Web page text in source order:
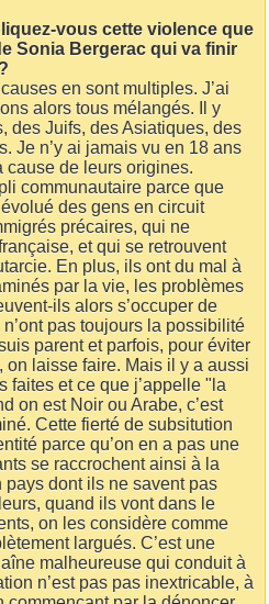
vous cette violence que
Sonia Bergerac qui va finir
en sont multiples. J’ai
alors tous mélangés. Il y
des Juifs, des Asiatiques, des
Je n’y ai jamais vu en 18 ans
cause de leurs origines.
communautaire parce que
des gens en circuit
précaires, qui ne
et qui se retrouvent
En plus, ils ont du mal à
par la vie, les problèmes
ils alors s’occuper de
pas toujours la possibilité
parent et parfois, pour éviter
laisse faire. Mais il y a aussi
faites et ce que j’appelle "la
on est Noir ou Arabe, c’est
Cette fierté de subsitution
parce qu’on en a pas une
se raccrochent ainsi à la
dont ils ne savent pas
quand ils vont dans le
on les considère comme
largués. C’est une
malheureuse qui conduit à
n’est pas pas inextricable, à